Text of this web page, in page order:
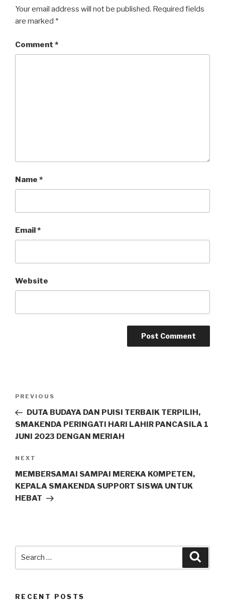
Your email address will not be published. Required fields
are marked *
Comment *
Name *
Email*
Website
PREVIOUS
DUTA BUDAYA DAN PUISI TERBAIK TERPILIH,
SMAKENDA PERINGATI HARI LAHIR PANCASILA 1
JUNI 2023 DENGAN MERIAH
NEXT
MEMBERSAMAI SAMPAI MEREKA KOMPETEN,
KEPALA SMAKENDA SUPPORT SISWA UNTUK
HEBAT
RECENT POSTS